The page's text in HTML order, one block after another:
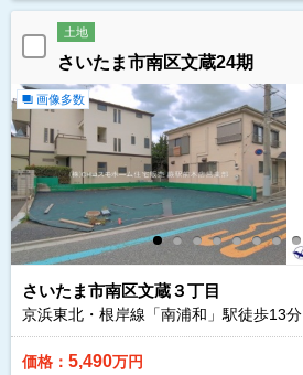
土地
さいたま市南区文蔵24期
画像多数
さいたま市南区文蔵３丁目
京浜東北・根岸線「南浦和」駅徒歩13分
価格： 5,490万円